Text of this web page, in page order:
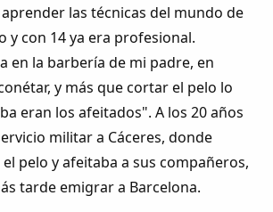
las técnicas del mundo de
y con 14 ya era profesional.
en la barbería de mi padre, en
y más que cortar el pelo lo
eran los afeitados". A los 20 años
militar a Cáceres, donde
pelo y afeitaba a sus compañeros,
tarde emigrar a Barcelona.